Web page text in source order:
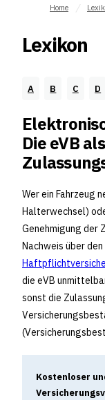
Home
Lexikon
A B C D
Die eVB als
Wer ein Fahrzeug
Halterwechsel)
Genehmigung der
Nachweis über
die eVB
sonst die
Kostenloser